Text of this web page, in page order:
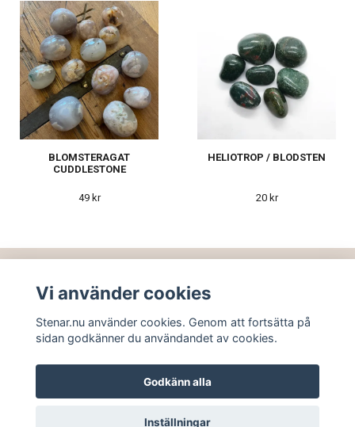
BLOMSTERAGAT
CUDDLESTONE
49 kr
HELIOTROP / BLODSTEN
20 kr
© Copyright STENAR.NU
Vi använder cookies
Stenar.nu använder cookies. Genom att fortsätta på
sidan godkänner du användandet av cookies.
Godkänn alla
Inställningar